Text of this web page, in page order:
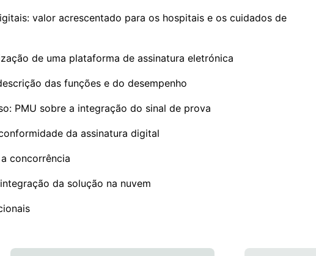
valor acrescentado para os hospitais e os cuidados de
de uma plataforma de assinatura eletrónica
das funções e do desempenho
PMU sobre a integração do sinal de prova
da assinatura digital
concorrência
da solução na nuvem